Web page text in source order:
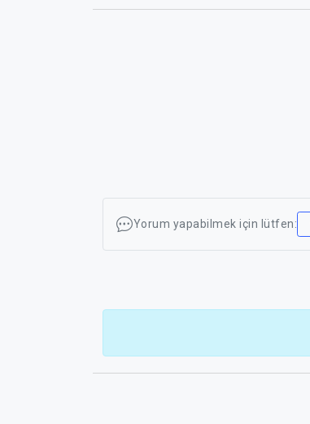
Yorum yapabilmek için lütfen: